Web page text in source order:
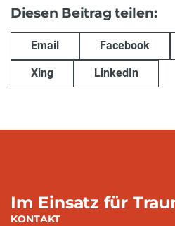
Diesen Beitrag teilen:
Email Facebook
Xing LinkedIn
Im Einsatz für
KONTAKT